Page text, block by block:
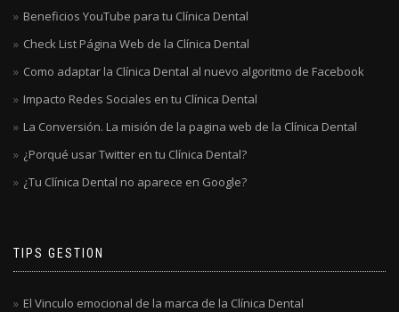
Beneficios YouTube para tu Clínica Dental
Check List Página Web de la Clínica Dental
Como adaptar la Clínica Dental al nuevo algoritmo de Facebook
Impacto Redes Sociales en tu Clínica Dental
La Conversión. La misión de la pagina web de la Clínica Dental
¿Porqué usar Twitter en tu Clínica Dental?
¿Tu Clínica Dental no aparece en Google?
TIPS GESTION
El Vinculo emocional de la marca de la Clínica Dental